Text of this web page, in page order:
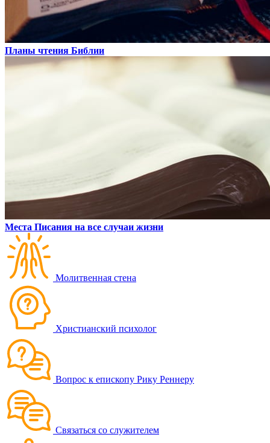
Планы чтения Библии
Места Писания на все случаи жизни
Молитвенная стена
Христианский психолог
Вопрос к епископу Рику Реннеру
Связаться со служителем